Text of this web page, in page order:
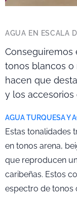
AGUA EN ESCALA
Conseguiremos
tonos blancos o
hacen que
y los accesorios
AGUA TURQUESA Y
Estas tonalidades
en tonos arena,
que reproducen
caribeñas. Estos
espectro de tonos